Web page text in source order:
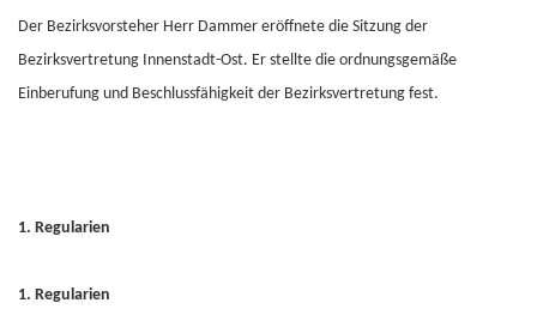
Der Bezirksvorsteher Herr Dammer eröffnete die Sitzung der
Bezirksvertretung Innenstadt-Ost. Er stellte die ordnungsgemäße
Einberufung und Beschlussfähigkeit der Bezirksvertretung fest.
1. Regularien
1. Regularien